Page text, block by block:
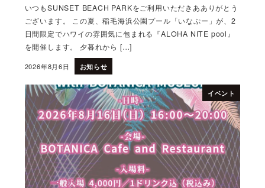
いつもSUNSET BEACH PARKをご利用いただきあありがとう
ございます。 この夏、稲毛海浜公園プール「いなぷー」が、2
日間限定でハワイの雰囲気に包まれる『ALOHA NITE pool』
を開催します。 夕暮れから […]
投稿日
2026年8月6日 お知らせ
イベント